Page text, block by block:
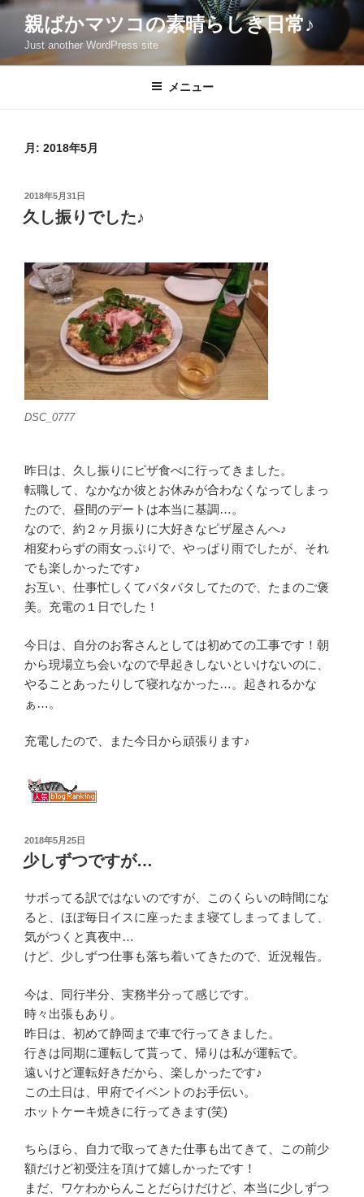
コ
ン
親ばかマツコの素晴らしき日常♪
Just another WordPress site
メニュー
月: 2018年5月
投
稿
日:
2018年5月31日
久し振りでした♪
DSC_0777
昨日は、久し振りにピザ食べに行ってきました。
転職して、なかなか彼とお休みが合わなくなってしまっ
たので、昼間のデートは本当に基調…。
なので、約２ヶ月振りに大好きなピザ屋さんへ♪
相変わらずの雨女っぷりで、やっぱり雨でしたが、それ
でも楽しかったです♪
お互い、仕事忙しくてバタバタしてたので、たまのご褒
美。充電の１日でした！
今日は、自分のお客さんとしては初めての工事です！朝
から現場立ち会いなので早起きしないといけないのに、
やることあったりして寝れなかった…。起きれるかな
ぁ…。
充電したので、また今日から頑張ります♪
投
稿
日:
2018年5月25日
少しずつですが…
サボってる訳ではないのですが、このくらいの時間にな
ると、ほぼ毎日イスに座ったまま寝てしまってまして、
気がつくと真夜中…
けど、少しずつ仕事も落ち着いてきたので、近況報告。
今は、同行半分、実務半分って感じです。
時々出張もあり。
昨日は、初めて静岡まで車で行ってきました。
行きは同期に運転して貰って、帰りは私が運転で。
遠いけど運転好きだから、楽しかったです♪
この土日は、甲府でイベントのお手伝い。
ホットケーキ焼きに行ってきます(笑)
ちらほら、自力で取ってきた仕事も出てきて、この前少
額だけど初受注を頂けて嬉しかったです！
まだ、ワケわからんことだらけだけど、本当に少しずつ